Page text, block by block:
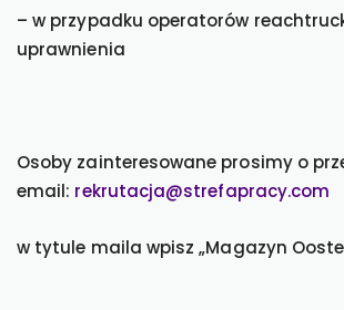
– w przypadku operatorów
uprawnienia
Osoby zainteresowane prosimy o
email: rekrutacja@strefapracy.com
w tytule maila wpisz „Magazyn